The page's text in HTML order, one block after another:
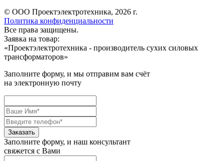
© ООО Проектэлектротехника, 2026 г.
Политика конфиденциальности
Все права защищены.
Заявка на товар:
«Проектэлектротехника - производитель сухих силовых
трансформаторов»
Заполните форму, и мы отправим вам счёт
на электронную почту
Заполните форму, и наш консультант
свяжется с Вами